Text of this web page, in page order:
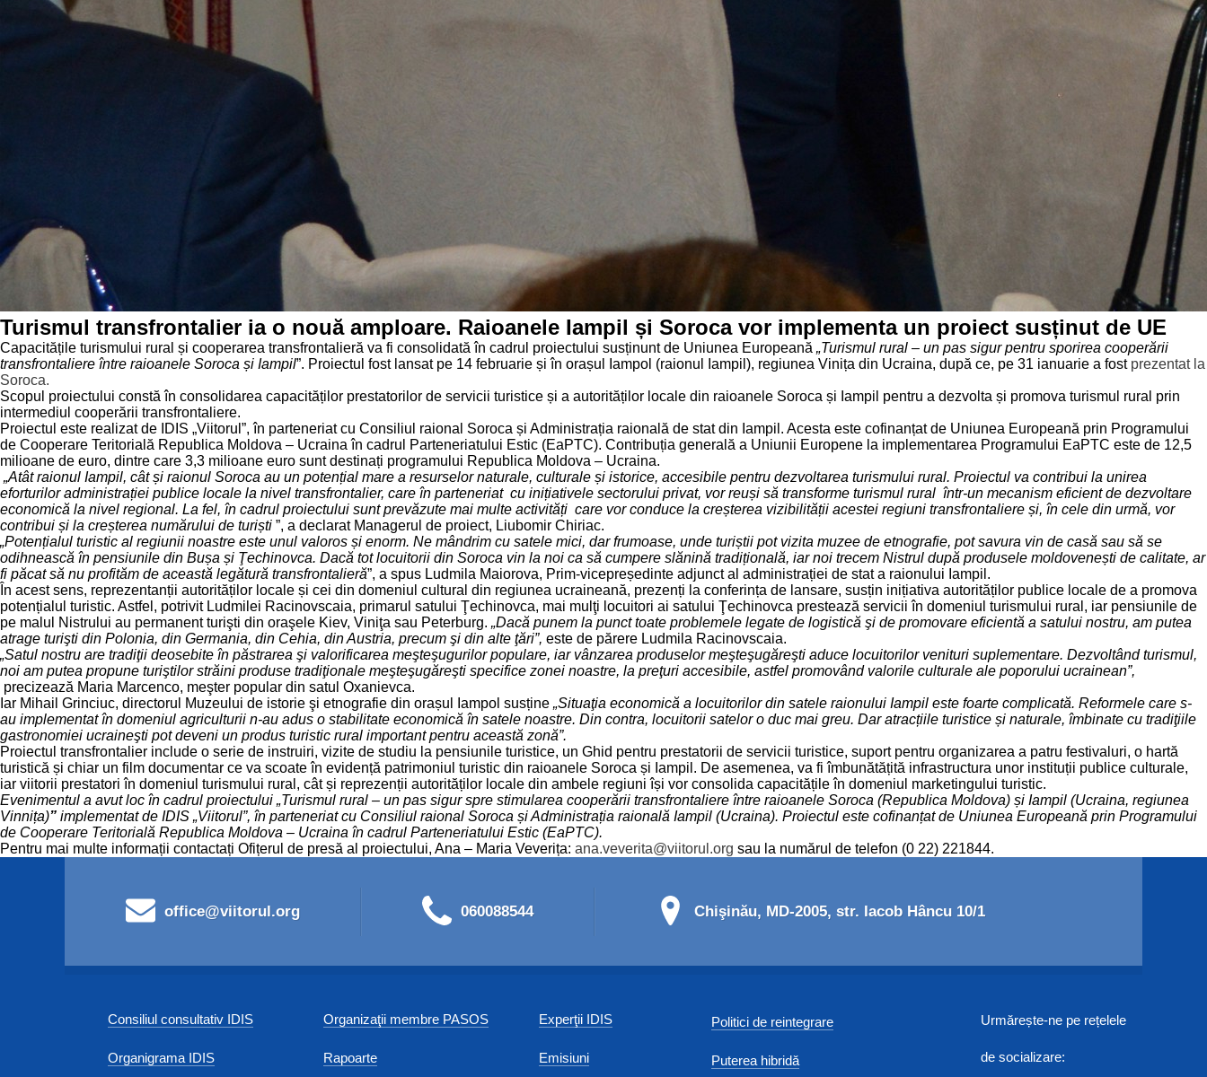
Turismul transfrontalier ia o nouă amploare. Raioanele Iampil și Soroca vor implementa un proiect susținut de UE
Capacitățile turismului rural și cooperarea transfrontalieră va fi consolidată în cadrul proiectului susținunt de Uniunea Europeană „Turismul rural – un pas sigur pentru sporirea cooperării
transfrontaliere între raioanele Soroca și Iampil”. Proiectul fost lansat pe 14 februarie și în orașul Iampol (raionul Iampil), regiunea Vinița din Ucraina, după ce, pe 31 ianuarie a fost prezentat la
Soroca.
Scopul proiectului constă în consolidarea capacităților prestatorilor de servicii turistice și a autorităților locale din raioanele Soroca și Iampil pentru a dezvolta și promova turismul rural prin
intermediul cooperării transfrontaliere.
Proiectul este realizat de IDIS „Viitorul”, în parteneriat cu Consiliul raional Soroca și Administrația raională de stat din Iampil. Acesta este cofinanțat de Uniunea Europeană prin Programului
de Cooperare Teritorială Republica Moldova – Ucraina în cadrul Parteneriatului Estic (EaPTC). Contribuția generală a Uniunii Europene la implementarea Programului EaPTC este de 12,5
milioane de euro, dintre care 3,3 milioane euro sunt destinați programului Republica Moldova – Ucraina.
„Atât raionul Iampil, cât și raionul Soroca au un potențial mare a resurselor naturale, culturale și istorice, accesibile pentru dezvoltarea turismului rural. Proiectul va contribui la unirea
eforturilor administrației publice locale la nivel transfrontalier, care în parteneriat cu inițiativele sectorului privat, vor reuși să transforme turismul rural într-un mecanism eficient de dezvoltare
economică la nivel regional. La fel, în cadrul proiectului sunt prevăzute mai multe activități care vor conduce la creșterea vizibilității acestei regiuni transfrontaliere și, în cele din urmă, vor
contribui și la creșterea numărului de turiști ”, a declarat Managerul de proiect, Liubomir Chiriac.
„Potențialul turistic al regiunii noastre este unul valoros și enorm. Ne mândrim cu satele mici, dar frumoase, unde turiștii pot vizita muzee de etnografie, pot savura vin de casă sau să se
odihnească în pensiunile din Bușa și Ţechinovca. Dacă tot locuitorii din Soroca vin la noi ca să cumpere slănină tradițională, iar noi trecem Nistrul după produsele moldovenești de calitate, ar
fi păcat să nu profităm de această legătură transfrontalieră”, a spus Ludmila Maiorova, Prim-vicepreședinte adjunct al administrației de stat a raionului Iampil.
În acest sens, reprezentanții autorităților locale și cei din domeniul cultural din regiunea ucraineană, prezenți la conferința de lansare, susțin inițiativa autorităților publice locale de a promova
potențialul turistic. Astfel, potrivit Ludmilei Racinovscaia, primarul satului Ţechinovca, mai mulţi locuitori ai satului Ţechinovca prestează servicii în domeniul turismului rural, iar pensiunile de
pe malul Nistrului au permanent turişti din oraşele Kiev, Viniţa sau Peterburg. „Dacă punem la punct toate problemele legate de logistică şi de promovare eficientă a satului nostru, am putea
atrage turişti din Polonia, din Germania, din Cehia, din Austria, precum şi din alte ţări”, este de părere Ludmila Racinovscaia.
„Satul nostru are tradiţii deosebite în păstrarea şi valorificarea meşteşugurilor populare, iar vânzarea produselor meşteşugăreşti aduce locuitorilor venituri suplementare. Dezvoltând turismul,
noi am putea propune turiştilor străini produse tradiţionale meşteşugăreşti specifice zonei noastre, la preţuri accesibile, astfel promovând valorile culturale ale poporului ucrainean”,
precizează Maria Marcenco, meşter popular din satul Oxanievca.
Iar Mihail Grinciuc, directorul Muzeului de istorie şi etnografie din orașul Iampol susține „Situaţia economică a locuitorilor din satele raionului Iampil este foarte complicată. Reformele care s-
au implementat în domeniul agriculturii n-au adus o stabilitate economică în satele noastre. Din contra, locuitorii satelor o duc mai greu. Dar atracțiile turistice și naturale, îmbinate cu tradiţiile
gastronomiei ucraineşti pot deveni un produs turistic rural important pentru această zonă”.
Proiectul transfrontalier include o serie de instruiri, vizite de studiu la pensiunile turistice, un Ghid pentru prestatorii de servicii turistice, suport pentru organizarea a patru festivaluri, o hartă
turistică și chiar un film documentar ce va scoate în evidență patrimoniul turistic din raioanele Soroca și Iampil. De asemenea, va fi îmbunătățită infrastructura unor instituții publice culturale,
iar viitorii prestatori în domeniul turismului rural, cât și reprezenții autorităților locale din ambele regiuni își vor consolida capacitățile în domeniul marketingului turistic.
Evenimentul a avut loc în cadrul proiectului „Turismul rural – un pas sigur spre stimularea cooperării transfrontaliere între raioanele Soroca (Republica Moldova) și Iampil (Ucraina, regiunea
Vinnița)” implementat de IDIS „Viitorul”, în parteneriat cu Consiliul raional Soroca și Administrația raională Iampil (Ucraina). Proiectul este cofinanțat de Uniunea Europeană prin Programului
de Cooperare Teritorială Republica Moldova – Ucraina în cadrul Parteneriatului Estic (EaPTC).
Pentru mai multe informații contactați Ofițerul de presă al proiectului, Ana – Maria Veverița: ana.veverita@viitorul.org sau la numărul de telefon (0 22) 221844.
office@viitorul.org 060088544 Chişinău, MD-2005, str. Iacob Hâncu 10/1
Consiliul consultativ IDIS
Organigrama IDIS
Organizaţii membre PASOS
Rapoarte
Experţii IDIS
Emisiuni
Politici de reintegrare
Puterea hibridă
Urmărește-ne pe rețelele
de socializare: